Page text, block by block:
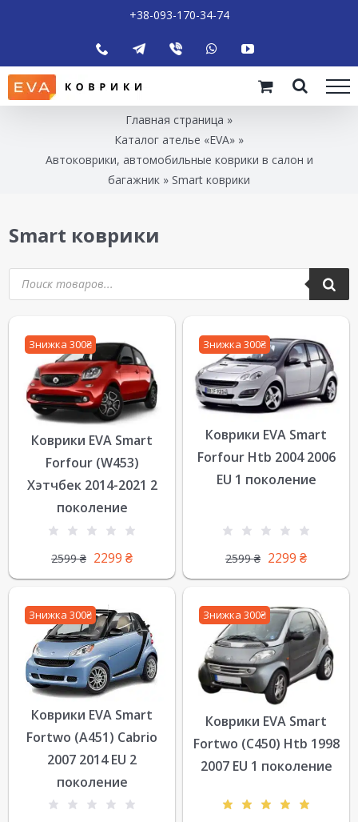
+38-093-170-34-74
Главная страница »
Каталог ателье «EVA» »
Автоковрики, автомобильные коврики в салон и
багажник » Smart коврики
Smart коврики
Знижка 300₴
Коврики EVA Smart
Forfour (W453)
Хэтчбек 2014-2021 2
поколение
2599₴ 2299 ₴
Знижка 300₴
Коврики EVA Smart
Forfour Htb 2004 2006
EU 1 поколение
2599₴ 2299 ₴
Знижка 300₴
Коврики EVA Smart
Fortwo (A451) Cabrio
2007 2014 EU 2
поколение
Знижка 300₴
Коврики EVA Smart
Fortwo (C450) Htb 1998
2007 EU 1 поколение